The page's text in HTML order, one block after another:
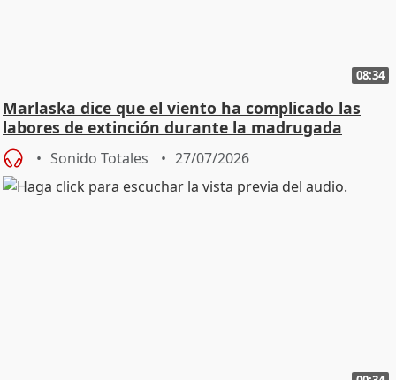
08:34
Marlaska dice que el viento ha complicado las
labores de extinción durante la madrugada
Sonido Totales 27/07/2026